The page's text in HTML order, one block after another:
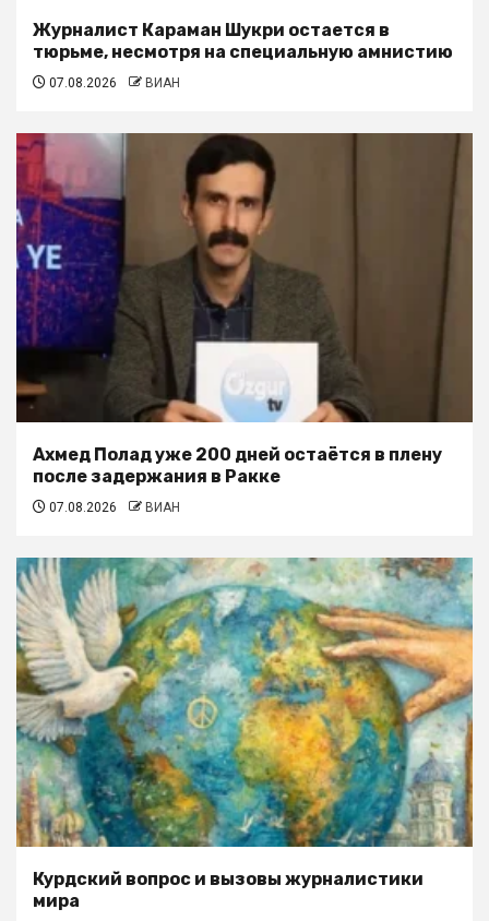
Журналист Караман Шукри остается в
тюрьме, несмотря на специальную амнистию
07.08.2026 ВИАН
Ахмед Полад уже 200 дней остаётся в плену
после задержания в Ракке
07.08.2026 ВИАН
Курдский вопрос и вызовы журналистики
мира